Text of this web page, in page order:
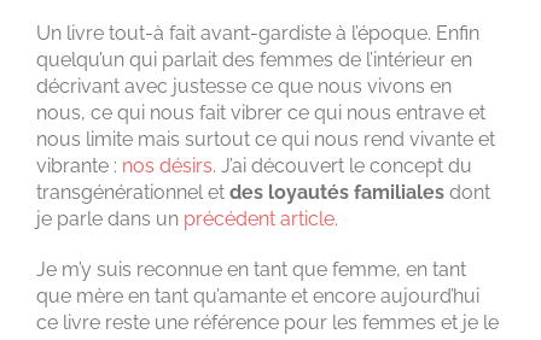
Un livre tout-à fait avant-gardiste à l’époque. Enfin
quelqu’un qui parlait des femmes de l’intérieur en
décrivant avec justesse ce que nous vivons en
nous, ce qui nous fait vibrer ce qui nous entrave et
nous limite mais surtout ce qui nous rend vivante et
vibrante : nos désirs. J’ai découvert le concept du
transgénérationnel et des loyautés familiales dont
je parle dans un précédent article.
Je m’y suis reconnue en tant que femme, en tant
que mère en tant qu’amante et encore aujourd’hui
ce livre reste une référence pour les femmes et je le